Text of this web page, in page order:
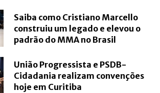
Saiba como Cristiano Marcello
construiu um legado e elevou o
padrão do MMA no Brasil
União Progressista e PSDB-
Cidadania realizam convenções
hoje em Curitiba